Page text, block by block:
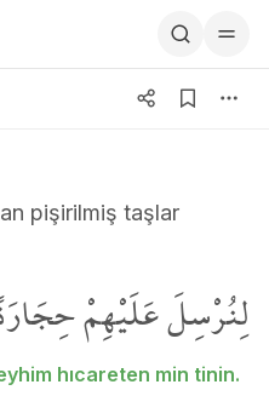
pişirilmiş taşlar
لِنُرْسِلَ عَلَيْهِمْ
hıcareten min tinin.